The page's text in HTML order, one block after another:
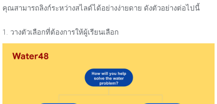
คุณสามารถลิงก์ระหว่างสไลด์ได้อย่างง่ายดาย ดังตัวอย่างต่อไปนี้
1. วางตัวเลือกที่ต้องการให้ผู้เรียนเลือก